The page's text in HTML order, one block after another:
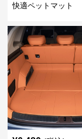
快適ペットマット